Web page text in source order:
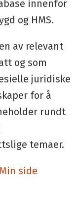
innenfor
og HMS.
av relevant
og som
juridiske
for å
rundt
temaer.
side